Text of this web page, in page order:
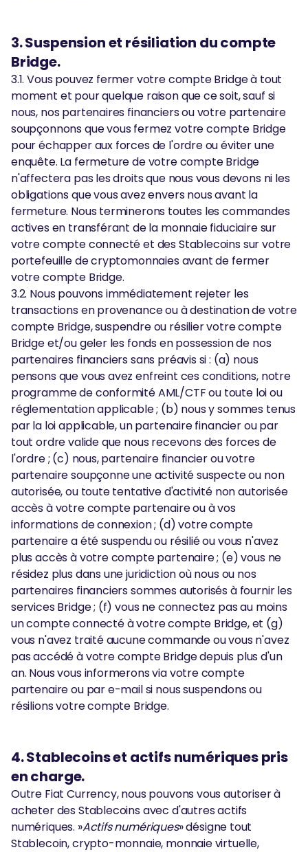
3. Suspension et résiliation du compte
Bridge.
3.1. Vous pouvez fermer votre compte Bridge à tout
moment et pour quelque raison que ce soit, sauf si
nous, nos partenaires financiers ou votre partenaire
soupçonnons que vous fermez votre compte Bridge
pour échapper aux forces de l'ordre ou éviter une
enquête. La fermeture de votre compte Bridge
n'affectera pas les droits que nous vous devons ni les
obligations que vous avez envers nous avant la
fermeture. Nous terminerons toutes les commandes
actives en transférant de la monnaie fiduciaire sur
votre compte connecté et des Stablecoins sur votre
portefeuille de cryptomonnaies avant de fermer
votre compte Bridge.
3.2. Nous pouvons immédiatement rejeter les
transactions en provenance ou à destination de votre
compte Bridge, suspendre ou résilier votre compte
Bridge et/ou geler les fonds en possession de nos
partenaires financiers sans préavis si : (a) nous
pensons que vous avez enfreint ces conditions, notre
programme de conformité AML/CTF ou toute loi ou
réglementation applicable ; (b) nous y sommes tenus
par la loi applicable, un partenaire financier ou par
tout ordre valide que nous recevons des forces de
l'ordre ; (c) nous, partenaire financier ou votre
partenaire soupçonne une activité suspecte ou non
autorisée, ou toute tentative d'activité non autorisée
accès à votre compte partenaire ou à vos
informations de connexion ; (d) votre compte
partenaire a été suspendu ou résilié ou vous n'avez
plus accès à votre compte partenaire ; (e) vous ne
résidez plus dans une juridiction où nous ou nos
partenaires financiers sommes autorisés à fournir les
services Bridge ; (f) vous ne connectez pas au moins
un compte connecté à votre compte Bridge, et (g)
vous n'avez traité aucune commande ou vous n'avez
pas accédé à votre compte Bridge depuis plus d'un
an. Nous vous informerons via votre compte
partenaire ou par e-mail si nous suspendons ou
résilions votre compte Bridge.
4. Stablecoins et actifs numériques pris
en charge.
Outre Fiat Currency, nous pouvons vous autoriser à
acheter des Stablecoins avec d'autres actifs
numériques. »Actifs numériques» désigne tout
Stablecoin, crypto-monnaie, monnaie virtuelle,